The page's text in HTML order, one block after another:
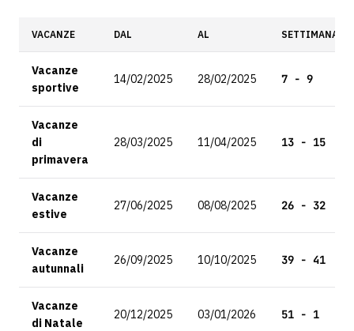
VACANZE DAL AL SETTIMANA
Vacanze
sportive
14/02/2025 28/02/2025 7 - 9
Vacanze
di
primavera
28/03/2025 11/04/2025 13 - 15
Vacanze
estive
27/06/2025 08/08/2025 26 - 32
Vacanze
autunnali
26/09/2025 10/10/2025 39 - 41
Vacanze
di Natale
20/12/2025 03/01/2026 51 - 1